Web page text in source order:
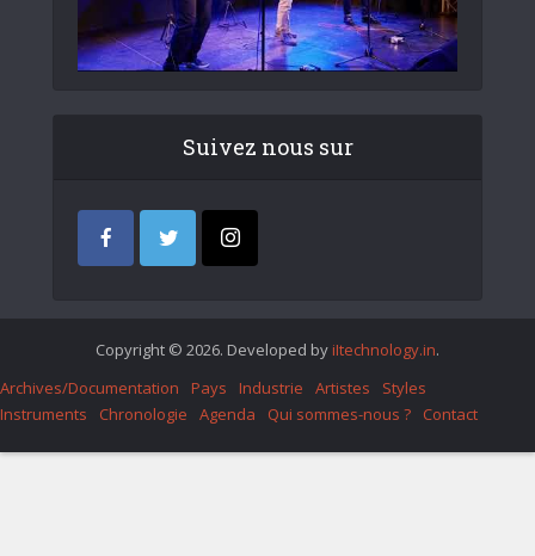
Suivez nous sur
Copyright © 2026. Developed by iItechnology.in.
Archives/Documentation
Pays Industrie Artistes
Styles
Instruments
Chronologie Agenda Qui sommes-nous ? Contact